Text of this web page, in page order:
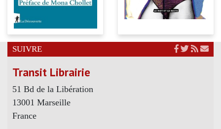
SUIVRE
Transit Librairie
51 Bd de la Libération
13001 Marseille
France